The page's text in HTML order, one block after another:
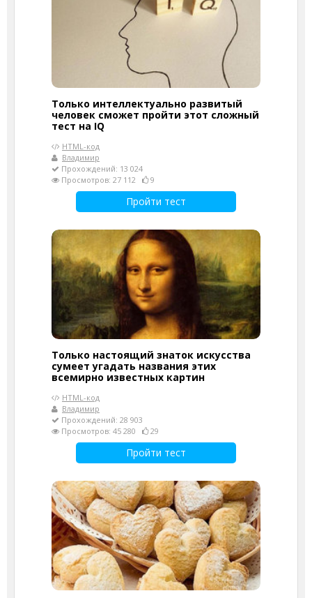
Только интеллектуально развитый
человек сможет пройти этот сложный
тест на IQ
HTML-код
Владимир
Прохождений: 13 024
Просмотров: 27 112
9
Пройти тест
Только настоящий знаток искусства
сумеет угадать названия этих
всемирно известных картин
HTML-код
Владимир
Прохождений: 28 903
Просмотров: 45 280
29
Пройти тест